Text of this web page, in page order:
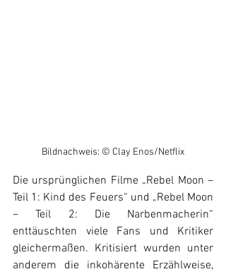
Bildnachweis: © Clay Enos/Netflix
Die ursprünglichen Filme „Rebel Moon –
Teil 1: Kind des Feuers“ und „Rebel Moon
– Teil 2: Die Narbenmacherin“
enttäuschten viele Fans und Kritiker
gleichermaßen. Kritisiert wurden unter
anderem die inkohärente Erzählweise,